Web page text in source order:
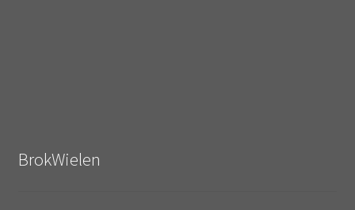
BrokWielen